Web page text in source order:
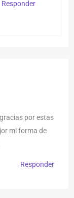
Responder
por estas
mi forma de
Responder